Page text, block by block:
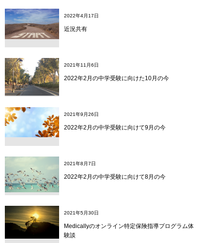
2022年4月17日
近況共有
2021年11月6日
2022年2月の中学受験に向けた10月の今
2021年9月26日
2022年2月の中学受験に向けて9月の今
2021年8月7日
2022年2月の中学受験に向けて8月の今
2021年5月30日
Medicallyのオンライン特定保険指導プログラム体
験談